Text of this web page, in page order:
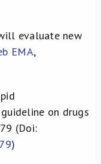
evaluate new
EMA,
on drugs
(Doi:
)